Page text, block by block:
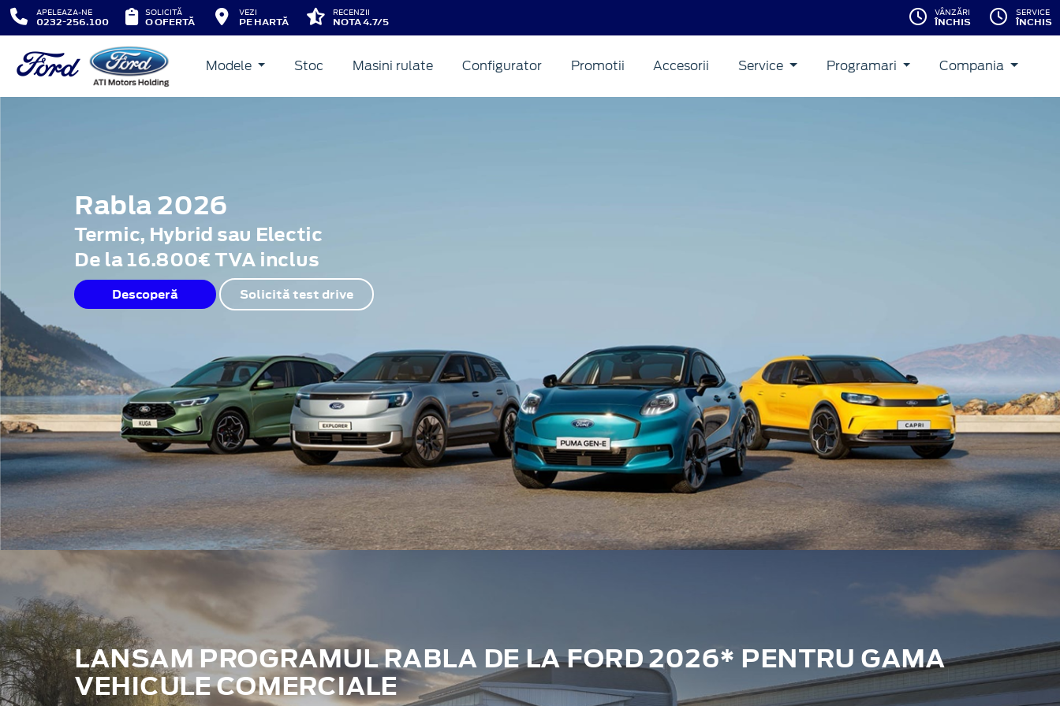
APELEAZA-NE
0232-256.100
SOLICITĂ
O OFERTĂ
VEZI
PE HARTĂ
RECENZII
NOTA 4.7/5
VÂNZĂRI
ÎNCHIS
SERVICE
ÎNCHIS
Modele Stoc Masini rulate Configurator Promotii Accesorii Service Programari Compania
Rabla 2026
Termic, Hybrid sau Electic
De la 16.800€ TVA inclus
Descoperă Solicită test drive
LANSAM PROGRAMUL RABLA DE LA FORD 2026* PENTRU GAMA
VEHICULE COMERCIALE